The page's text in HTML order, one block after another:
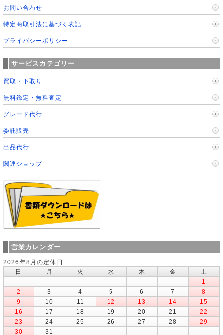
お問い合わせ
特定商取引法に基づく表記
プライバシーポリシー
サービスカテゴリー
買取・下取り
無料鑑定・無料査定
グレード代行
委託販売
出品代行
関連ショップ
営業カレンダー
2026年8月の定休日
日
月 火 水 木 金
土
1
2
3 4 5 6 7
8
9
10 11 12 13 14
15
16
17 18 19 20 21
22
23
24 25 26 27 28
29
30
31